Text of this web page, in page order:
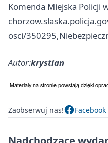
Komenda Miejska Policji
osci/
Autor:krystian
Zaobserwuj nas! Facebook